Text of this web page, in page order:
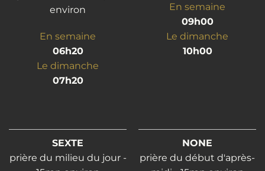
environ
En semaine
06h20
Le dimanche
07h20
En semaine
09h00
Le dimanche
10h00
SEXTE
prière du milieu du jour -
NONE
prière du début d'après-